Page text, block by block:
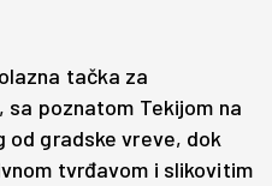
tačka za
, sa poznatom Tekijom na
od gradske vreve, dok
tvrđavom i slikovitim